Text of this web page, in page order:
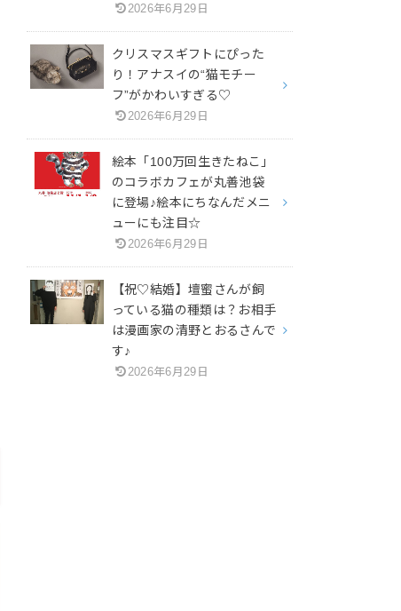
2026年6月29日
クリスマスギフトにぴった
り！アナスイの“猫モチー
フ”がかわいすぎる♡
2026年6月29日
絵本「100万回生きたねこ」
のコラボカフェが丸善池袋
に登場♪絵本にちなんだメニ
ューにも注目☆
2026年6月29日
【祝♡結婚】壇蜜さんが飼
っている猫の種類は？お相手
は漫画家の清野とおるさんで
す♪
2026年6月29日